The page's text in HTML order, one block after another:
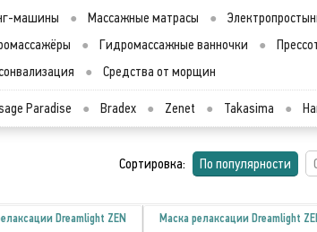
машины
● Массажные матрасы ●
● Гидромассажные ванночки ●
● Средства от морщин
Paradise ● Bradex ● Zenet ● Takasima ●
Сортировка: По популярности
Dreamlight ZEN
Маска релаксации Dreamlight